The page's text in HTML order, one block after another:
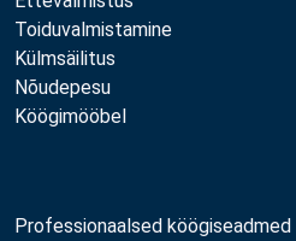
Toiduvalmistamine
Külmsäilitus
Nõudepesu
Köögimööbel
Professionaalsed köögiseadmed